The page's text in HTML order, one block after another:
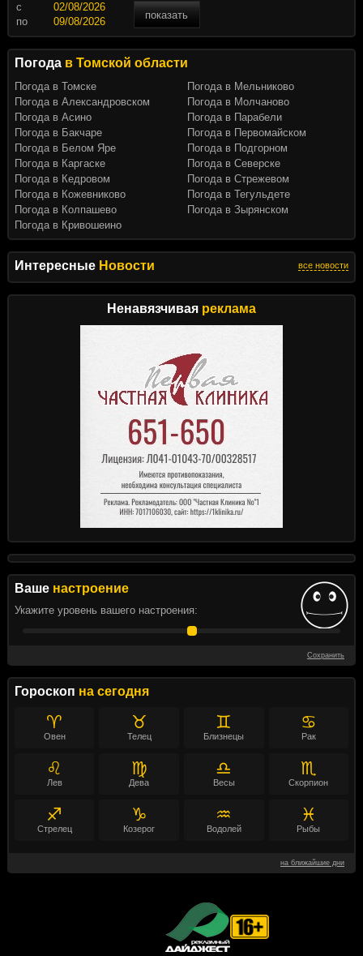
Интересные Новости все новости
Ненавязчивая реклама
Ваше настроение
Укажите уровень вашего настроения:
Сохранить
Гороскоп на сегодня
♈
Овен
♉
Телец
♊
Близнецы
♋
Рак
♌
Лев
♍
Дева
♎
Весы
♏
Скорпион
♐
Стрелец
♑
Козерог
♒
Водолей
♓
Рыбы
на ближайшие дни
c
показать
по
Погода в Томской области
Погода в Томске
Погода в Александровском
Погода в Асино
Погода в Бакчаре
Погода в Белом Яре
Погода в Каргаске
Погода в Кедровом
Погода в Кожевниково
Погода в Колпашево
Погода в Кривошеино
Погода в Мельниково
Погода в Молчаново
Погода в Парабели
Погода в Первомайском
Погода в Подгорном
Погода в Северске
Погода в Стрежевом
Погода в Тегульдете
Погода в Зырянском